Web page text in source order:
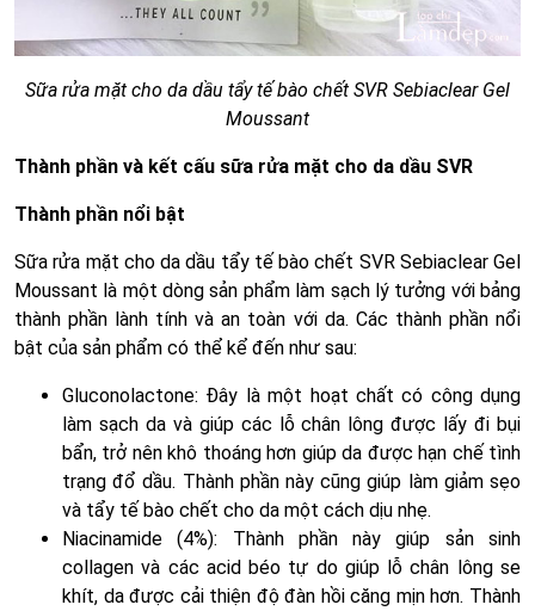
Sữa rửa mặt cho da dầu tẩy tế bào chết SVR Sebiaclear Gel
Moussant
Thành phần và kết cấu sữa rửa mặt cho da dầu SVR
Thành phần nổi bật
Sữa rửa mặt cho da dầu tẩy tế bào chết SVR Sebiaclear Gel
Moussant là một dòng sản phẩm làm sạch lý tưởng với bảng
thành phần lành tính và an toàn với da. Các thành phần nổi
bật của sản phẩm có thể kể đến như sau:
Gluconolactone: Đây là một hoạt chất có công dụng
làm sạch da và giúp các lỗ chân lông được lấy đi bụi
bẩn, trở nên khô thoáng hơn giúp da được hạn chế tình
trạng đổ dầu. Thành phần này cũng giúp làm giảm sẹo
và tẩy tế bào chết cho da một cách dịu nhẹ.
Niacinamide (4%): Thành phần này giúp sản sinh
collagen và các acid béo tự do giúp lỗ chân lông se
khít, da được cải thiện độ đàn hồi căng mịn hơn. Thành